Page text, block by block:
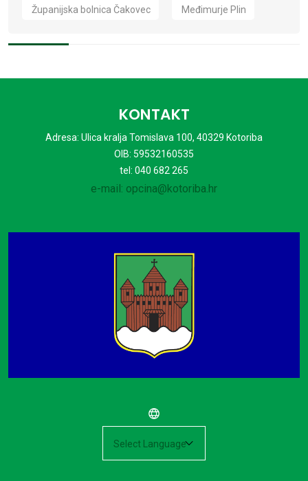
Županijska bolnica Čakovec Međimurje Plin
KONTAKT
Adresa: Ulica kralja Tomislava 100, 40329 Kotoriba
OIB: 59532160535
tel: 040 682 265
e-mail: opcina@kotoriba.hr